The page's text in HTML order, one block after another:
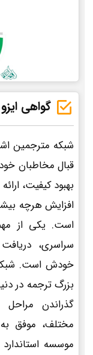
گواهی ایزو
شبکه مترجمین
قبال مخاطبان
بهبود کیفیت،
افزایش هرچه
است. یکی از
سراسری،
خودش است.
بزرگ ترجمه در
گذراندن
مختلف، موفق
موسسه